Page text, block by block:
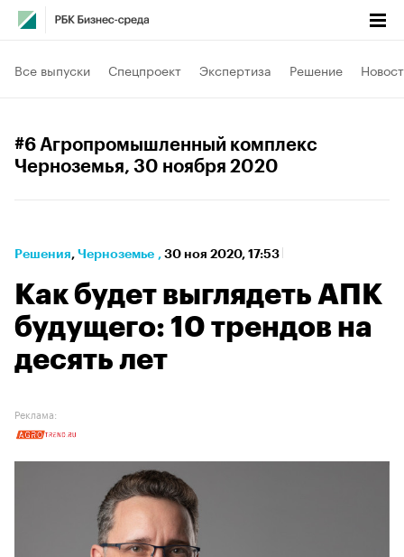
Все выпуски Спецпроект Экспертиза Решение
#6 Агропромышленный комплекс
Черноземья, 30 ноября 2020
Решения⁠, Черноземье , 30 ноя 2020, 17:53
Как будет выглядеть АПК
будущего: 10 трендов на
десять лет
Реклама: